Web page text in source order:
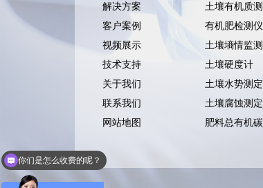
解决方案
客户案例
视频展示
技术支持
关于我们
联系我们
网站地图
土壤有机质
有机肥检测仪
土壤墒情监
土壤硬度计
土壤水势测
土壤腐蚀测
肥料总有机
现在有优惠活动么？